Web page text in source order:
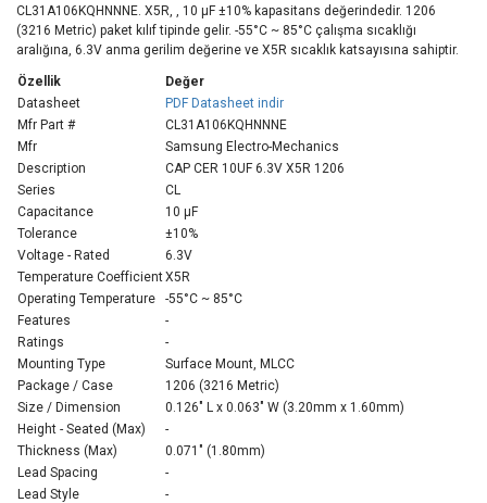
CL31A106KQHNNNE. X5R, , 10 µF ±10% kapasitans değerindedir. 1206
(3216 Metric) paket kılıf tipinde gelir. -55°C ~ 85°C çalışma sıcaklığı
aralığına, 6.3V anma gerilim değerine ve X5R sıcaklık katsayısına sahiptir.
Özellik
Değer
Datasheet
PDF Datasheet indir
Mfr Part #
CL31A106KQHNNNE
Mfr
Samsung Electro-Mechanics
Description
CAP CER 10UF 6.3V X5R 1206
Series
CL
Capacitance
10 µF
Tolerance
±10%
Voltage - Rated
6.3V
Temperature CoefficientX5R
Operating Temperature
-55°C ~ 85°C
Features
-
Ratings
-
Mounting Type
Surface Mount, MLCC
Package / Case
1206 (3216 Metric)
Size / Dimension
0.126" L x 0.063" W (3.20mm x 1.60mm)
Height - Seated (Max)
-
Thickness (Max)
0.071" (1.80mm)
Lead Spacing
-
Lead Style
-